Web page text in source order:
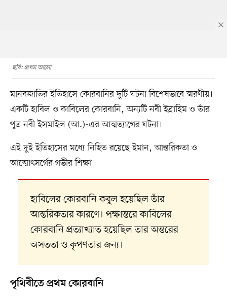
ছবি: প্রথম আলো
মানবজাতির ইতিহাসে কোরবানির দুটি ঘটনা বিশেষভাবে স্মরণীয়।
একটি হাবিল ও কাবিলের কোরবানি, অন্যটি নবী ইব্রাহিম ও তাঁর
পুত্র নবী ইসমাইল (আ.)-এর আত্মত্যাগের ঘটনা।
এই দুই ইতিহাসের মধ্যে নিহিত রয়েছে ইমান, আন্তরিকতা ও
আত্মোৎসর্গের গভীর শিক্ষা।
হাবিলের কোরবানি কবুল হয়েছিল তাঁর
আন্তরিকতার কারণে। পক্ষান্তরে কাবিলের
কোরবানি প্রত্যাখ্যাত হয়েছিল তার অন্তরের
অসততা ও কৃপণতার জন্য।
পৃথিবীতে প্রথম কোরবানি